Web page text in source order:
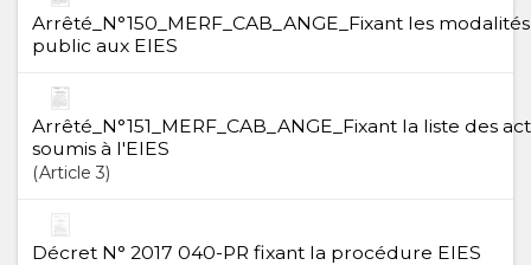
Arrêté_N°150_MERF_CAB_ANGE_Fixant les
public aux EIES
Arrêté_N°151_MERF_CAB_ANGE_Fixant la liste des
soumis à l'EIES
Article3
Décret N° 2017 040-PR fixant la procédure EIES